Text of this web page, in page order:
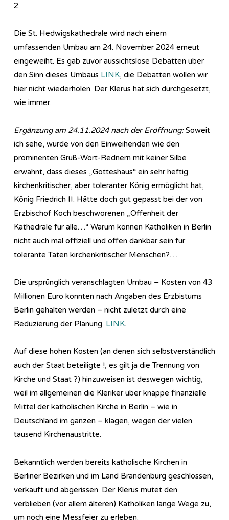
2.
Die St. Hedwigskathedrale wird nach einem
umfassenden Umbau am 24. November 2024 erneut
eingeweiht. Es gab zuvor aussichtslose Debatten über
den Sinn dieses Umbaus LINK, die Debatten wollen wir
hier nicht wiederholen. Der Klerus hat sich durchgesetzt,
wie immer.
Ergänzung am 24.11.2024 nach der Eröffnung:Soweit
ich sehe, wurde von den Einweihenden wie den
prominenten Gruß-Wort-Rednern mit keiner Silbe
erwähnt, dass dieses „Gotteshaus“ ein sehr heftig
kirchenkritischer, aber toleranter König ermöglicht hat,
König Friedrich II. Hätte doch gut gepasst bei der von
Erzbischof Koch beschworenen „Offenheit der
Kathedrale für alle…“ Warum können Katholiken in Berlin
nicht auch mal offiziell und offen dankbar sein für
tolerante Taten kirchenkritischer Menschen?…
Die ursprünglich veranschlagten Umbau – Kosten von 43
Millionen Euro konnten nach Angaben des Erzbistums
Berlin gehalten werden – nicht zuletzt durch eine
Reduzierung der Planung. LINK.
Auf diese hohen Kosten (an denen sich selbstverständlich
auch der Staat beteiligte !, es gilt ja die Trennung von
Kirche und Staat ?) hinzuweisen ist deswegen wichtig,
weil im allgemeinen die Kleriker über knappe finanzielle
Mittel der katholischen Kirche in Berlin – wie in
Deutschland im ganzen – klagen, wegen der vielen
tausend Kirchenaustritte.
Bekanntlich werden bereits katholische Kirchen in
Berliner Bezirken und im Land Brandenburg geschlossen,
verkauft und abgerissen. Der Klerus mutet den
verblieben (vor allem älteren) Katholiken lange Wege zu,
um noch eine Messfeier zu erleben.